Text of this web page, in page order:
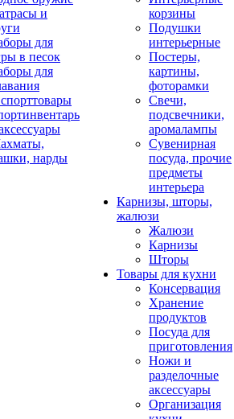
и
для
в песок
для
нарды
корзины
Подушки
интерьерные
Постеры,
картины,
фоторамки
Свечи,
подсвечники,
аромалампы
Сувенирная
посуда, прочие
предметы
интерьера
Карнизы, шторы,
жалюзи
Жалюзи
Карнизы
Шторы
Товары для кухни
Консервация
Хранение
продуктов
Посуда для
приготовления
Ножи и
разделочные
аксессуары
Организация